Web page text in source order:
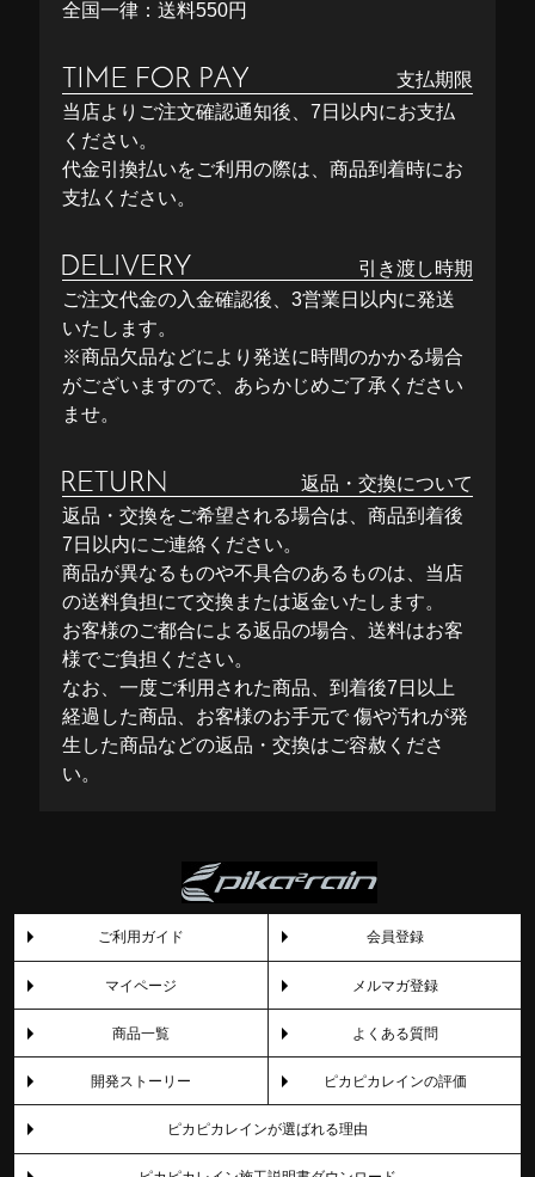
全国一律：送料550円
支払期限
当店よりご注文確認通知後、7日以内にお支払
ください。
代金引換払いをご利用の際は、商品到着時にお
支払ください。
引き渡し時期
ご注文代金の入金確認後、3営業日以内に発送
いたします。
※商品欠品などにより発送に時間のかかる場合
がございますので、あらかじめご了承ください
ませ。
返品・交換について
返品・交換をご希望される場合は、商品到着後
7日以内にご連絡ください。
商品が異なるものや不具合のあるものは、当店
の送料負担にて交換または返金いたします。
お客様のご都合による返品の場合、送料はお客
様でご負担ください。
なお、一度ご利用された商品、到着後7日以上
経過した商品、お客様のお手元で 傷や汚れが発
生した商品などの返品・交換はご容赦くださ
い。
ご利用ガイド 会員登録
マイページ メルマガ登録
商品一覧 よくある質問
開発ストーリー ピカピカレインの評価
ピカピカレインが選ばれる理由